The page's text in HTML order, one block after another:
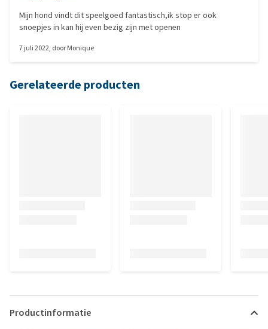
Mijn hond vindt dit speelgoed fantastisch,ik stop er ook
snoepjes in kan hij even bezig zijn met openen
7 juli 2022, doorMonique
Gerelateerde producten
Productinformatie